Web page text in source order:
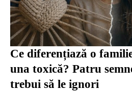
Ce diferențiază o
una toxică? Patru
trebui să le ignori